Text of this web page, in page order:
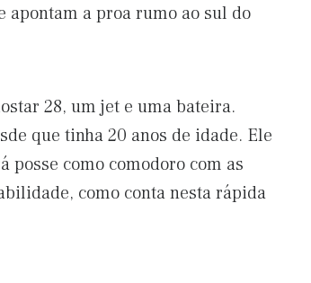
apontam a proa rumo ao sul do
28, um jet e uma bateira.
que tinha 20 anos de idade. Ele
posse como comodoro com as
como conta nesta rápida